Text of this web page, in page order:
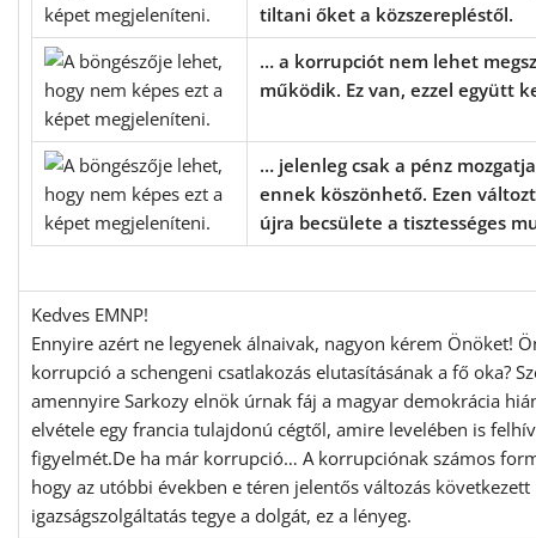
tiltani őket a közszerepléstől.
… a korrupciót nem lehet
működik. Ez van, ezzel együtt
… jelenleg csak a pénz
ennek köszönhető. Ezen
újra becsülete a tisztességes
Kedves EMNP!
Ennyire azért ne legyenek álnaivak, nagyon kérem Önöket!
korrupció a schengeni csatlakozás elutasításának a fő oka?
amennyire Sarkozy elnök úrnak fáj a magyar demokrácia
elvétele egy francia tulajdonú cégtől, amire levelében is
figyelmét.De ha már korrupció… A korrupciónak számos
hogy az utóbbi években e téren jelentős változás következett
igazságszolgáltatás tegye a dolgát, ez a lényeg.